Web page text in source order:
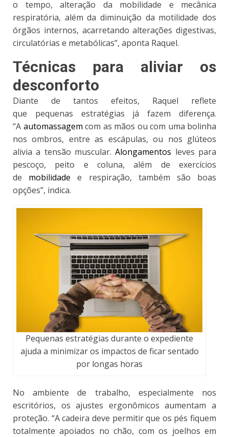
o tempo, alteração da mobilidade e mecânica
respiratória, além da diminuição da motilidade dos
órgãos internos, acarretando alterações digestivas,
circulatórias e metabólicas”, aponta Raquel.
Técnicas para aliviar os
desconforto
Diante de tantos efeitos, Raquel reflete
que pequenas estratégias já fazem diferença.
“A automassagem com as mãos ou com uma bolinha
nos ombros, entre as escápulas, ou nos glúteos
alivia a tensão muscular.Alongamentos leves para
pescoço, peito e coluna, além de exercícios
de mobilidade e respiração, também são boas
opções”, indica.
Pequenas estratégias durante o expediente
ajuda a minimizar os impactos de ficar sentado
por longas horas
No ambiente de trabalho, especialmente nos
escritórios, os ajustes ergonômicos aumentam a
proteção. “A cadeira deve permitir que os pés fiquem
totalmente apoiados no chão, com os joelhos em